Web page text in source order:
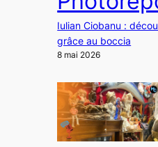
Iulian Ciobanu :
grâce au boccia
8 mai 2026